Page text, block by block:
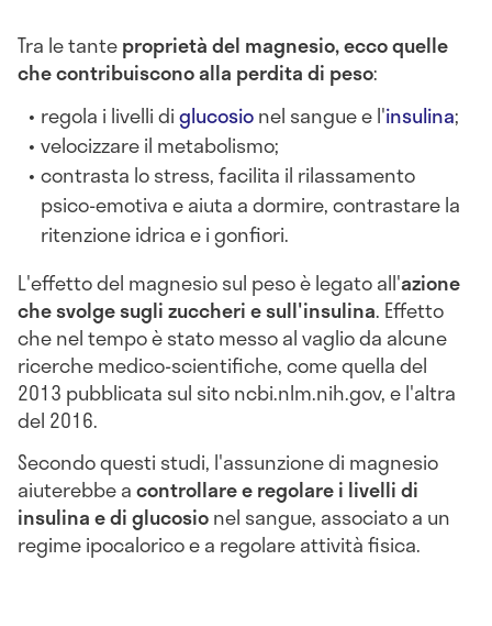
Tra le tanteproprietà del magnesio, ecco quelle
che contribuiscono alla perdita di peso:
regola i livelli diglucosionel sangue e l'insulina;
velocizzare il metabolismo;
contrasta lo stress, facilita il rilassamento
psico-emotiva e aiuta a dormire, contrastare la
ritenzione idrica e i gonfiori.
L'effetto del magnesio sul peso è legato all'azione
che svolge sugli zuccheri e sull'insulina. Effetto
che nel tempo è stato messo al vaglio da alcune
ricerche medico-scientifiche, come quella del
2013 pubblicata sul sito ncbi.nlm.nih.gov, e l'altra
del 2016.
Secondo questi studi, l'assunzione di magnesio
aiuterebbe acontrollare e regolare i livelli di
insulina e di glucosionel sangue, associato a un
regime ipocalorico e a regolare attività fisica.